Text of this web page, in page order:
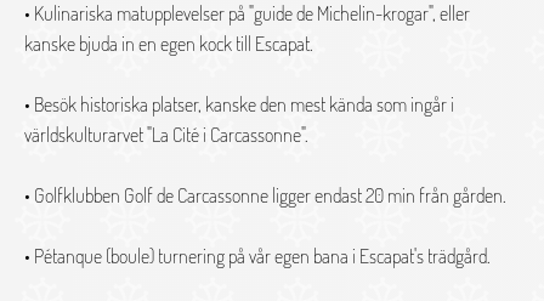
• Kulinariska matupplevelser på "guide de Michelin-krogar", eller
kanske bjuda in en egen kock till Escapat.
• Besök historiska platser, kanske den mest kända som ingår i
världskulturarvet "La Cité i Carcassonne".
• Golfklubben Golf de Carcassonne ligger endast 20 min från gården.
• Pétanque (boule) turnering på vår egen bana i Escapat's trädgård.